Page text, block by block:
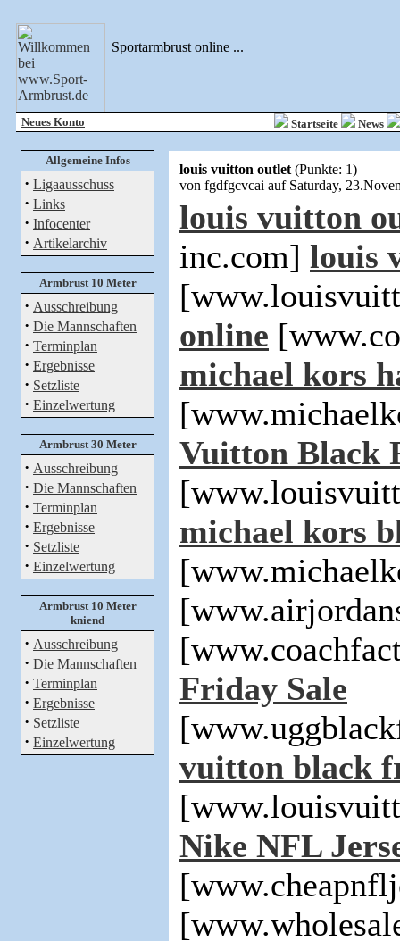
Sportarmbrust online ...
Neues Konto Startseite News
Allgemeine Infos
· Ligaausschuss
· Links
· Infocenter
· Artikelarchiv
Armbrust 10 Meter
· Ausschreibung
· Die Mannschaften
· Terminplan
· Ergebnisse
· Setzliste
· Einzelwertung
Armbrust 30 Meter
· Ausschreibung
· Die Mannschaften
· Terminplan
· Ergebnisse
· Setzliste
· Einzelwertung
Armbrust 10 Meter
kniend
· Ausschreibung
· Die Mannschaften
· Terminplan
· Ergebnisse
· Setzliste
· Einzelwertung
louis vuitton outlet (Punkte: 1)
von fgdfgcvcai auf Saturday,
louis vuitton
inc.com] louis
online
michael kors
Vuitton Black
michael kors
Friday Sale
vuitton black
Nike NFL